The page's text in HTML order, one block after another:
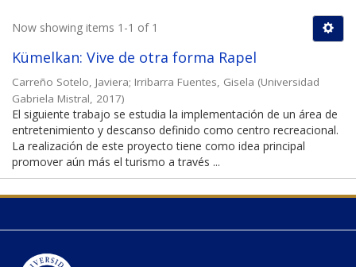
Now showing items 1-1 of 1
Kümelkan: Vive de otra forma Rapel
Carreño Sotelo, Javiera; Irribarra Fuentes, Gisela (Universidad
Gabriela Mistral, 2017)
El siguiente trabajo se estudia la implementación de un área de
entretenimiento y descanso definido como centro recreacional.
La realización de este proyecto tiene como idea principal
promover aún más el turismo a través ...